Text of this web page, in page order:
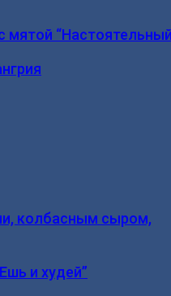
колбасным сыром,
и худей”